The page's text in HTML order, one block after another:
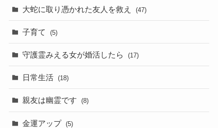
大蛇に取り憑かれた友人を救え (47)
子育て (5)
守護霊みえる女が婚活したら (17)
日常生活 (18)
親友は幽霊です (8)
金運アップ (5)